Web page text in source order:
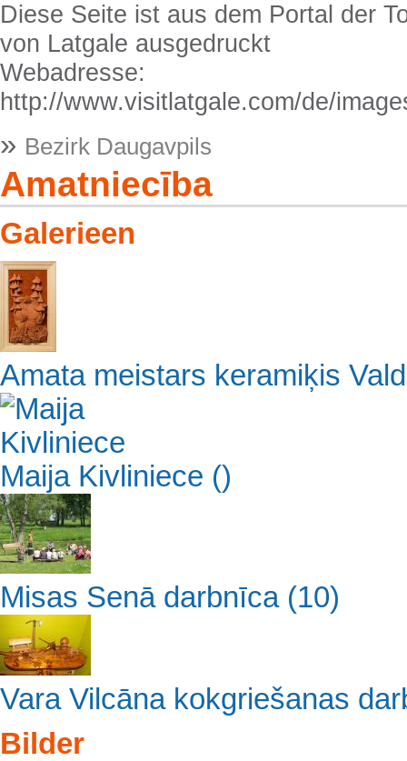
Diese Seite ist aus dem Portal der
von Latgale ausgedruckt
Webadresse:
http://www.visitlatgale.com/de/
» Bezirk Daugavpils
Amatniecība
Galerieen
Amata meistars keramiķis
Maija Kivliniece ()
Misas Senā darbnīca (10)
Vara Vilcāna kokgriešanas
Bilder